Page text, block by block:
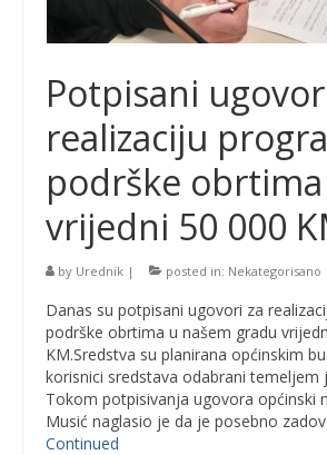
Potpisani
realizaciju
podrške obrtima
vrijedni 50 000
by Urednik | posted in: Nekategorisano
Danas su potpisani ugovori za
podrške obrtima u našem gradu
KM.Sredstva su planirana općinskim
korisnici sredstava odabrani temeljem
Tokom potpisivanja ugovora općinski
Musić naglasio je da je posebno
Continued